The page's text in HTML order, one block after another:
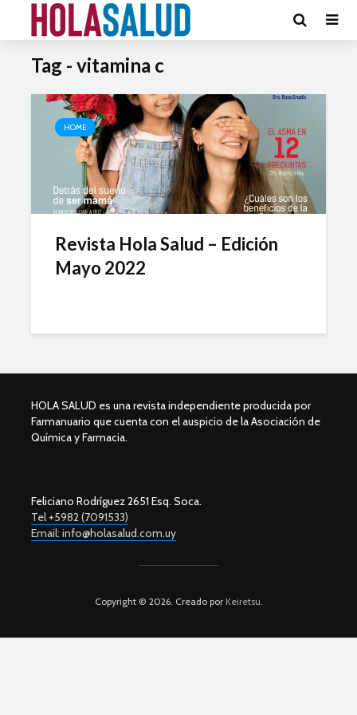
Tag - vitamina c
HOME
Revista Hola Salud – Edición
Mayo 2022
HOLA SALUD es una revista independiente producida por
Farmanuario que cuenta con el auspicio de la Asociación de
Química y Farmacia.
Feliciano Rodríguez 2651 Esq. Soca.
Tel +5982 (7091533)
Email: info@holasalud.com.uy
Copyright © 2026. Creado porKeiretsu.